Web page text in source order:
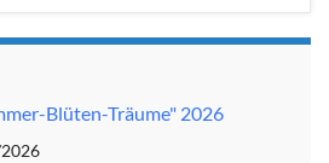
Blüten-Träume" 2026